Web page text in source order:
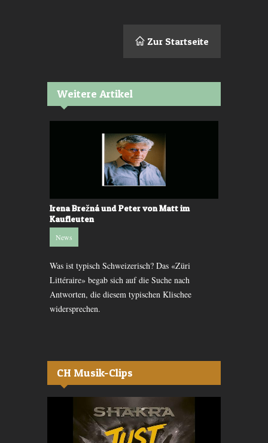
Zur Startseite
Weitere Artikel
Irena Brežná und Peter von Matt im
Kaufleuten
News
Was ist typisch Schweizerisch? Das «Züri
Littéraire» begab sich auf die Suche nach
Antworten, die diesem typischen Klischee
widersprechen.
CH Musik-Clips